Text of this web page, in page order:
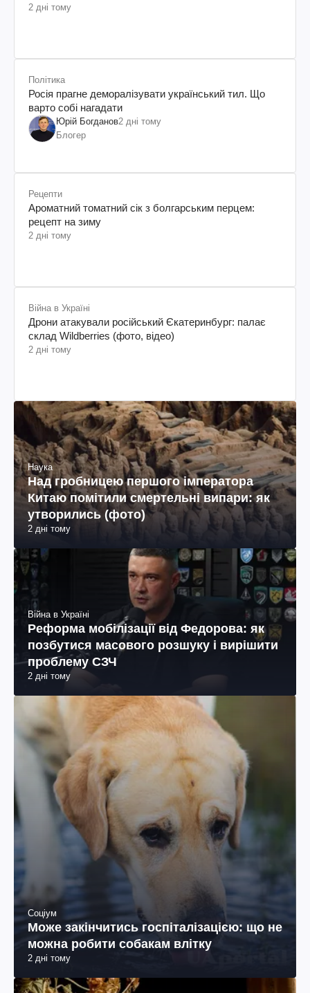
2 дні тому
Політика
Росія прагне деморалізувати український тил. Що
варто собі нагадати
Юрій Богданов2 дні тому
Блогер
Рецепти
Ароматний томатний сік з болгарським перцем:
рецепт на зиму
2 дні тому
Війна в Україні
Дрони атакували російський Єкатеринбург: палає
склад Wildberries (фото, відео)
2 дні тому
Наука
Над гробницею першого імператора
Китаю помітили смертельні випари: як
утворились (фото)
2 дні тому
Війна в Україні
Реформа мобілізації від Федорова: як
позбутися масового розшуку і вирішити
проблему СЗЧ
2 дні тому
Соціум
Може закінчитись госпіталізацією: що не
можна робити собакам влітку
2 дні тому